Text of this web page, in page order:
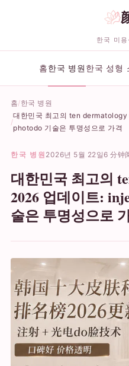
한국 미용
홈한국 병원 한국 성형
홈 한국 병원
대한민국 최고의 ten
photodo 기술은 투명성으로 가격
한국 병원 2026년 5월 22일6 分钟
대한민국 최고의
2026 업데이트:
술은 투명성으로